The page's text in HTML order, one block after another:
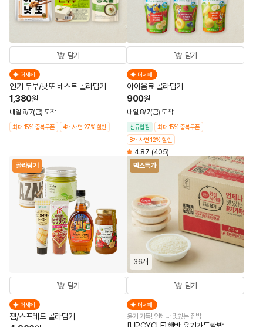
담기
더세페
인기 두부/낫또 베스트 골라담기
1,380원
내일 8/7(금) 도착
최대 15% 중복쿠폰 4개 사면 27% 할인
담기
더세페
아이음료 골라담기
900원
내일 8/7(금) 도착
신규입점
최대 15% 중복쿠폰
8개 사면 12% 할인
4.87 (405)
골라담기
담기
더세페
잼/스프레드 골라담기
박스특가
36개
담기
더세페
윤기 가득! 언제나 맛있는 집밥